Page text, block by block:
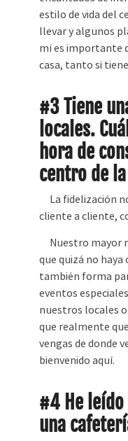
estilo de vida del
llevar y algunos
mí es importante
casa, tanto si
#3 Tiene
locales.
hora de
centro de
La fidelización
cliente a cliente,
Nuestro mayor
que quizá no
también forma
eventos
nuestros locales
que realmente
vengas de donde
bienvenido aquí.
#4 He
una